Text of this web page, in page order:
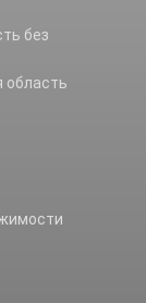
без
область